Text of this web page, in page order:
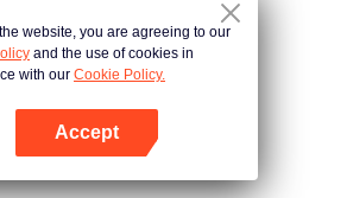
website, you are agreeing to our
and the use of cookies in
with our Cookie Policy.
Accept